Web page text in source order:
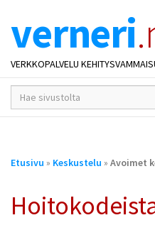
verneri
VERKKOPALVELU
hakusana(t)
*
Olet
Etusivu » Keskustelu » Avoimet